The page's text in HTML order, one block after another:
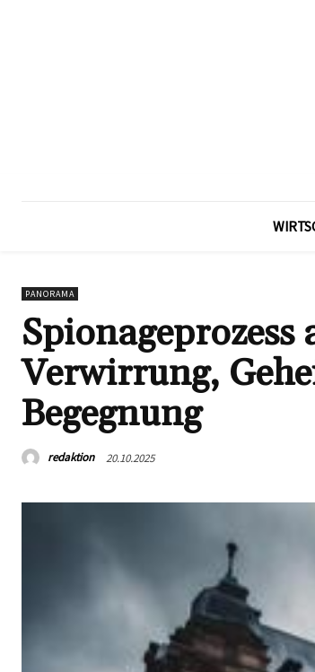
PANORAMA
Verwirrung,
Begegnung
redaktion 20.10.2025